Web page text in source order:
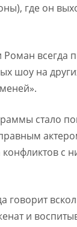
где он
всегда
шоу на
стало
с
говорит
и